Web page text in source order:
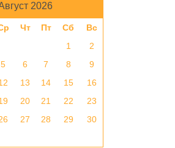
2026
Чт Пт Сб
Вс
1
2
5 6 7 8
9
13 14 15
16
20 21 22
23
27 28 29
30